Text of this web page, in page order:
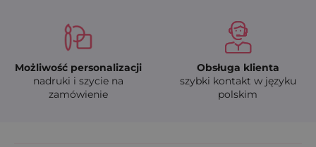
Możliwość personalizacji
nadruki i szycie na
zamówienie
Obsługa klienta
szybki kontakt w języku
polskim